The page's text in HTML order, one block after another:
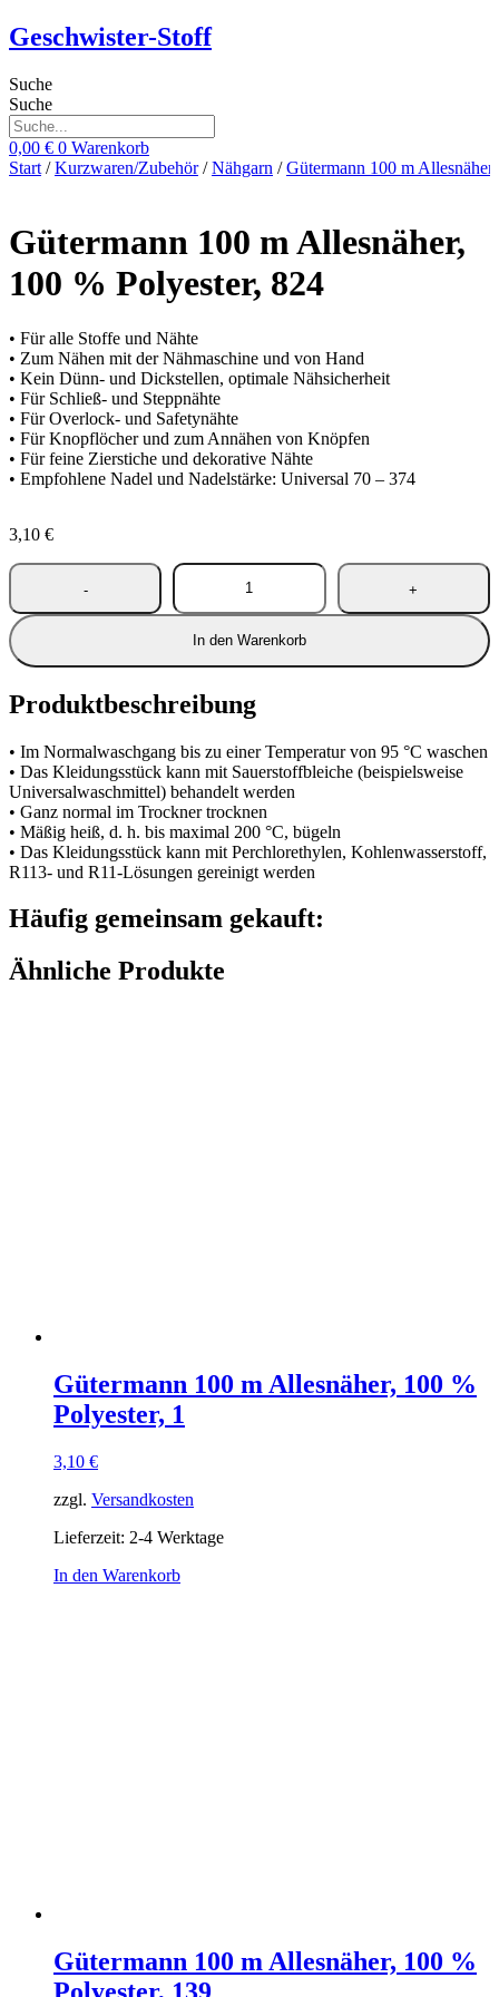
Zum
Inhalt
Geschwister-Stoff
Suche
Suche
0,00 € 0 Warenkorb
Start /Kurzwaren/Zubehör/Nähgarn /Gütermann 100 m Allesnäher
Gütermann 100 m Allesnäher,
100 % Polyester, 824
• Für alle Stoffe und Nähte
• Zum Nähen mit der Nähmaschine und von Hand
• Kein Dünn- und Dickstellen, optimale Nähsicherheit
• Für Schließ- und Steppnähte
• Für Overlock- und Safetynähte
• Für Knopflöcher und zum Annähen von Knöpfen
• Für feine Zierstiche und dekorative Nähte
• Empfohlene Nadel und Nadelstärke: Universal 70 – 374
3,10 €
In den Warenkorb
Produktbeschreibung
• Im Normalwaschgang bis zu einer Temperatur von 95 °C waschen
• Das Kleidungsstück kann mit Sauerstoffbleiche (beispielsweise
Universalwaschmittel) behandelt werden
• Ganz normal im Trockner trocknen
• Mäßig heiß, d. h. bis maximal 200 °C, bügeln
• Das Kleidungsstück kann mit Perchlorethylen, Kohlenwasserstoff,
R113- und R11-Lösungen gereinigt werden
Häufig gemeinsam gekauft:
Ähnliche Produkte
Gütermann 100 m Allesnäher, 100 %
Polyester, 1
3,10 €
zzgl. Versandkosten
Lieferzeit: 2-4 Werktage
In den Warenkorb
Gütermann 100 m Allesnäher, 100 %